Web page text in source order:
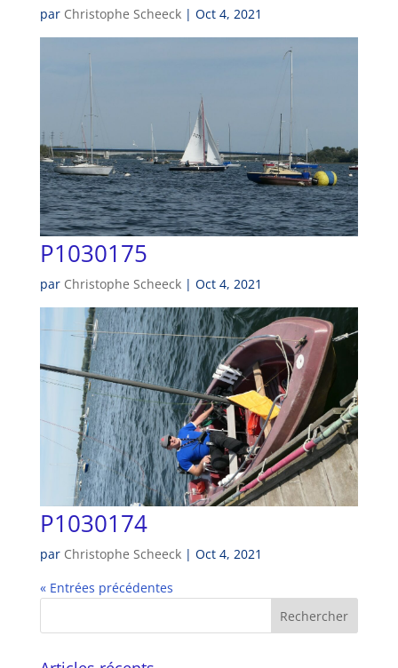
par Christophe Scheeck| Oct 4, 2021
P1030175
par Christophe Scheeck| Oct 4, 2021
P1030174
par Christophe Scheeck| Oct 4, 2021
« Entrées précédentes